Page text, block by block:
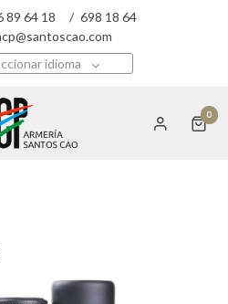
89 64 18 / 698 18 64
idioma
0